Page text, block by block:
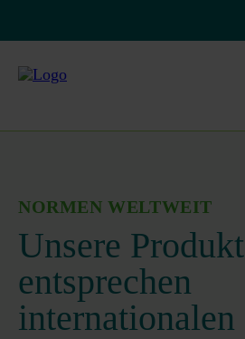
NORMEN WELTWEIT
Unsere
entsprechen
internationalen